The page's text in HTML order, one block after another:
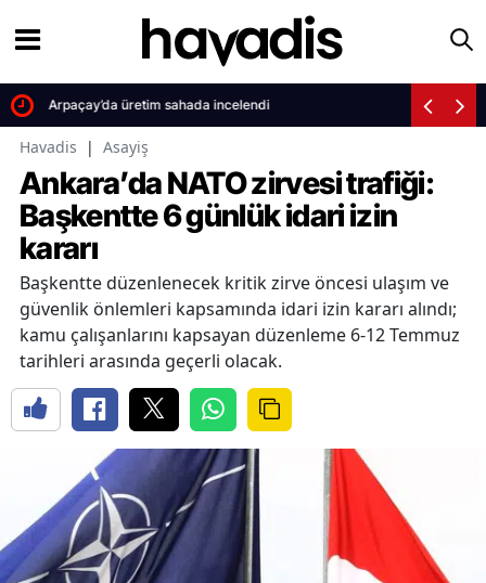
Arpaçay’da üretim sahada incelendi
Havadis | Asayiş
Ankara’da NATO zirvesi trafiği:
Başkentte 6 günlük idari izin
kararı
Başkentte düzenlenecek kritik zirve öncesi ulaşım ve
güvenlik önlemleri kapsamında idari izin kararı alındı;
kamu çalışanlarını kapsayan düzenleme 6-12 Temmuz
tarihleri arasında geçerli olacak.